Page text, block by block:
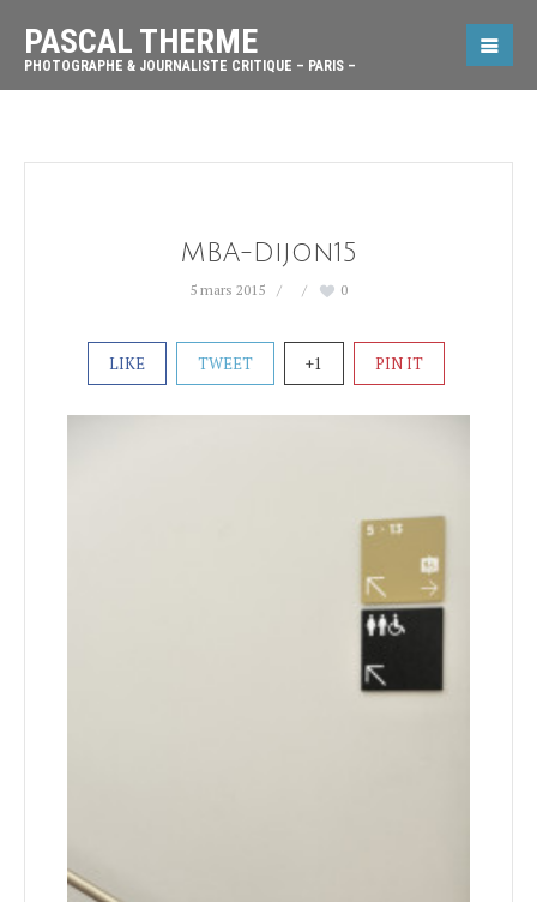
PASCAL THERME
PHOTOGRAPHE & JOURNALISTE CRITIQUE – PARIS –
MBA-Dijon15
5 mars 2015 0
LIKE TWEET +1 PIN IT